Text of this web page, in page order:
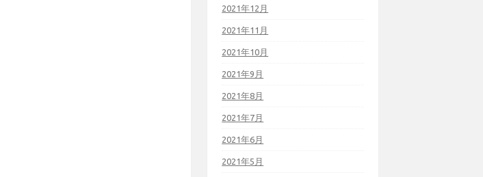
2021年12月
2021年11月
2021年10月
2021年9月
2021年8月
2021年7月
2021年6月
2021年5月